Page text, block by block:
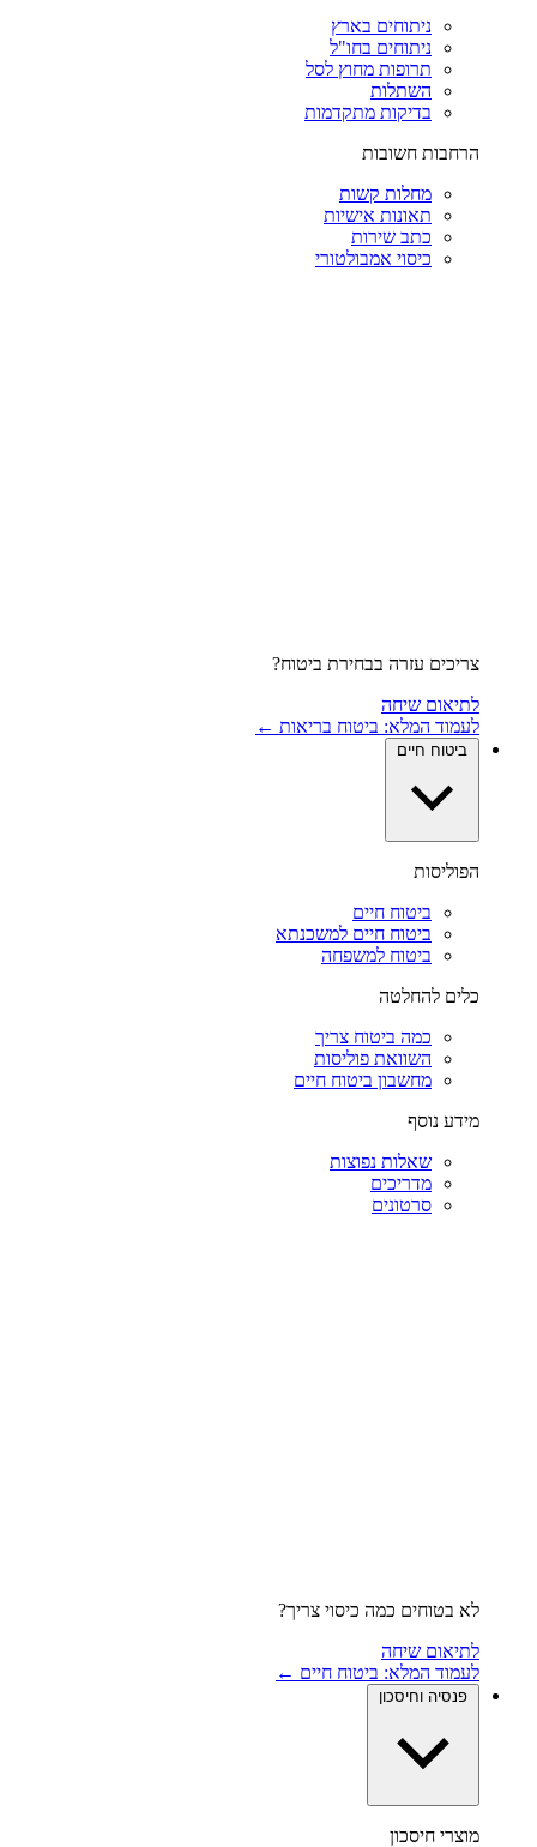
ניתוחים בארץ
ניתוחים בחו"ל
תרופות מחוץ לסל
השתלות
בדיקות מתקדמות
הרחבות חשובות
מחלות קשות
תאונות אישיות
כתב שירות
כיסוי אמבולטורי
צריכים עזרה בבחירת ביטוח?
לתיאום שיחה
לעמוד המלא: ביטוח בריאות ←
ביטוח חיים
הפוליסות
ביטוח חיים
ביטוח חיים למשכנתא
ביטוח למשפחה
כלים להחלטה
כמה ביטוח צריך
השוואת פוליסות
מחשבון ביטוח חיים
מידע נוסף
שאלות נפוצות
מדריכים
סרטונים
לא בטוחים כמה כיסוי צריך?
לתיאום שיחה
לעמוד המלא: ביטוח חיים ←
פנסיה וחיסכון
מוצרי חיסכון